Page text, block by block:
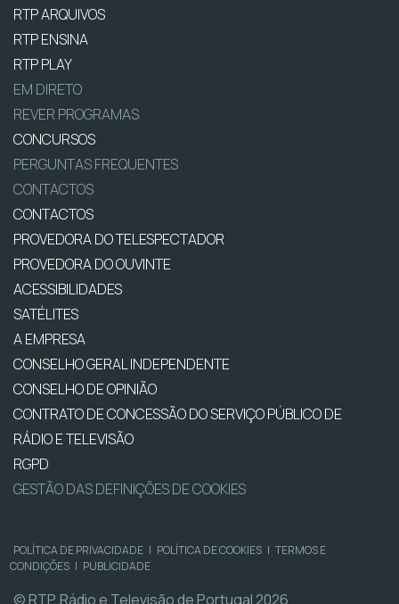
RTP ARQUIVOS
RTP ENSINA
RTP PLAY
EM DIRETO
REVER PROGRAMAS
CONCURSOS
PERGUNTAS FREQUENTES
CONTACTOS
CONTACTOS
PROVEDORA DO TELESPECTADOR
PROVEDORA DO OUVINTE
ACESSIBILIDADES
SATÉLITES
A EMPRESA
CONSELHO GERAL INDEPENDENTE
CONSELHO DE OPINIÃO
CONTRATO DE CONCESSÃO DO SERVIÇO PÚBLICO DE
RÁDIO E TELEVISÃO
RGPD
GESTÃO DAS DEFINIÇÕES DE COOKIES
POLÍTICA DE PRIVACIDADE | POLÍTICA DE COOKIES | TERMOS E
CONDIÇÕES | PUBLICIDADE
© RTP, Rádio e Televisão de Portugal 2026